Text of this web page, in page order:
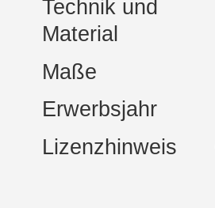
Technik und
Material
Maße
Erwerbsjahr
Lizenzhinweis